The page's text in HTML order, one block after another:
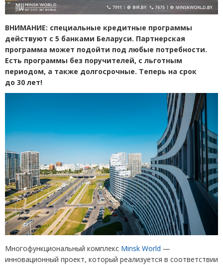
ВНИМАНИЕ: специальные кредитные программы
действуют с 5 банками Беларуси. Партнерская
программа может подойти под любые потребности.
Есть программы без поручителей, с льготным
периодом, а также долгосрочные. Теперь на срок
до 30 лет!
Многофункциональный комплекс Minsk World —
инновационный проект, который реализуется в соответствии